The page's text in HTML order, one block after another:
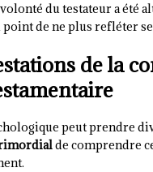
du testateur a été
point de ne plus refléter
de la
peut prendre
de comprendre